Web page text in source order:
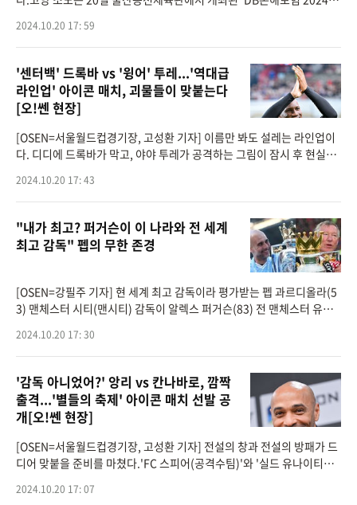
했다. 소노는 시즌 첫
2024.10.20 17: 59
'센터백' 드록바 vs '윙어' 투레...'역대급
라인업' 아이콘 매치, 괴물들이 맞붙는다
[오!쎈 현장]
[OSEN=서울월드컵경기장, 고성환 기자] 이름만 봐도 설레는 라인업이
다. 디디에 드록바가 막고, 야야 투레가 공격하는 그림이 잠시 후 현실로
하는 '2024 넥슨
2024.10.20 17: 43
"내가 최고? 퍼거슨이 이 나라와 전 세계
최고 감독" 펩의 무한 존경
[OSEN=강필주 기자] 현 세계 최고 감독이라 평가받는 펩 과르디올라(5
3) 맨체스터 시티(맨시티) 감독이 알렉스 퍼거슨(83) 전 맨체스터 유나
레스'에 따르면 과
2024.10.20 17: 30
'감독 아니었어?' 앙리 vs 칸나바로, 깜짝
출격...'별들의 축제' 아이콘 매치 선발 공
개[오!쎈 현장]
[OSEN=서울월드컵경기장, 고성환 기자] 전설의 창과 전설의 방패가 드
디어 맞붙을 준비를 마쳤다.'FC 스피어(공격수팀)'와 '실드 유나이티드
월드컵기장에서 치
2024.10.20 17: 07